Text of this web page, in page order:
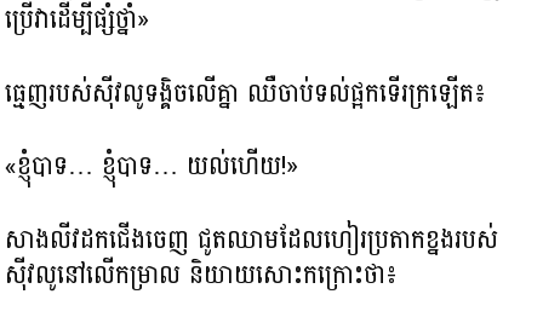
ប្រើវាដើម្បីផ្សំថ្នាំ»
ធ្មេញរបស់ស៊ីវលូទង្គិចលើគ្នា ឈឺចាប់ទល់ផ្អកទើរក្រឡើត៖
«ខ្ញុំបាទ… ខ្ញុំបាទ… យល់ហើយ!»
សាងលីវដកជើងចេញ ជូតឈាមដែលហៀរប្រតាកខ្នងរបស់
ស៊ីវលូនៅលើកម្រាល និយាយសោះកក្រោះថា៖